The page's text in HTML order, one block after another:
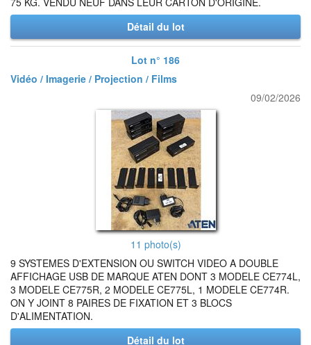
Détail du lot
Lot n° 186
Vidéo / Imagerie / Projection / Films
09/02/2026
11 photo(s)
9 SYSTEMES D'EXTENSION OU SWITCH VIDEO A DOUBLE
AFFICHAGE USB DE MARQUE ATEN DONT 3 MODELE CE774L,
3 MODELE CE775R, 2 MODELE CE775L, 1 MODELE CE774R.
ON Y JOINT 8 PAIRES DE FIXATION ET 3 BLOCS
D'ALIMENTATION.
Détail du lot